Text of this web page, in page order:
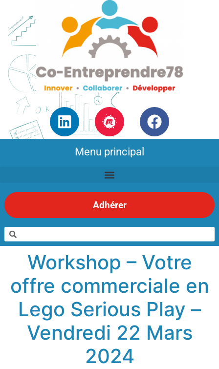
Menu principal
Adhérer
Workshop – Votre
offre commerciale en
Lego Serious Play –
Vendredi 22 Mars
2024